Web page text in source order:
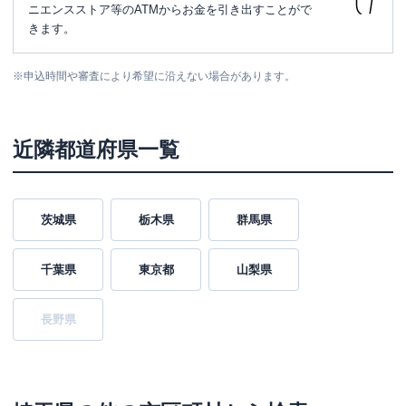
ニエンスストア等のATMからお金を引き出すことがで
きます。
※申込時間や審査により希望に沿えない場合があります。
近隣都道府県一覧
茨城県 栃木県 群馬県
千葉県 東京都 山梨県
長野県